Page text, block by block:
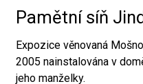
Pamětní síň
Expozice věnovaná
2005 nainstalována v
jeho manželky.